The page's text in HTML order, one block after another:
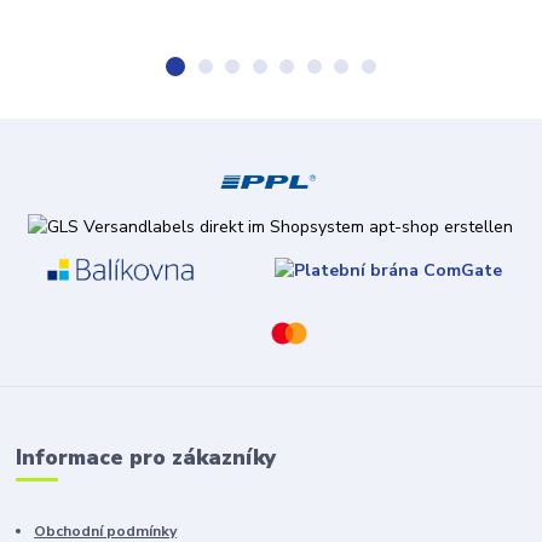
Informace pro zákazníky
Obchodní podmínky